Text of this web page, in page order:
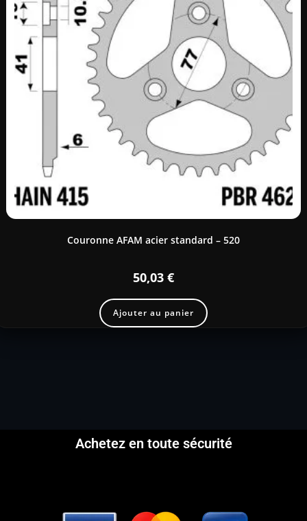
Couronne AFAM acier standard – 520
50,03 €
Ajouter au panier
Achetez en toute sécurité